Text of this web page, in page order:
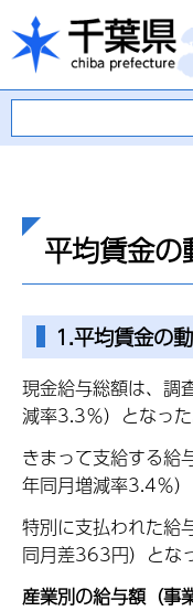
平均賃金
1.平均賃金の
現金給与総額は、
減率3.3％）となった
きまって支給する
年同月増減率3.4％）
特別に支払われた給
同月差363円）とな
産業別の給与額（事